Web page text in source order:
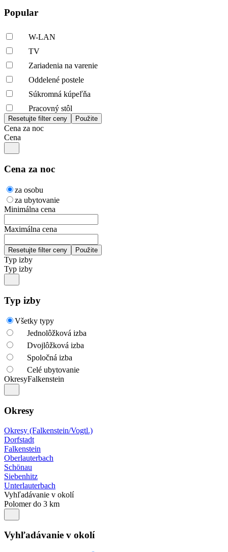
Popular
W-LAN
TV
Zariadenia na varenie
Oddelené postele
Súkromná kúpeľňa
Pracovný stôl
Cena za noc
Cena
Cena za noc
za osobu
za ubytovanie
Minimálna cena
Maximálna cena
Typ izby
Typ izby
Typ izby
Všetky typy
Jednolôžková izba
Dvojlôžková izba
Spoločná izba
Celé ubytovanie
OkresyFalkenstein
Okresy
Okresy (Falkenstein/Vogtl.)
Dorfstadt
Falkenstein
Oberlauterbach
Schönau
Siebenhitz
Unterlauterbach
Vyhľadávanie v okolí
Polomer do 3 km
Vyhľadávanie v okolí